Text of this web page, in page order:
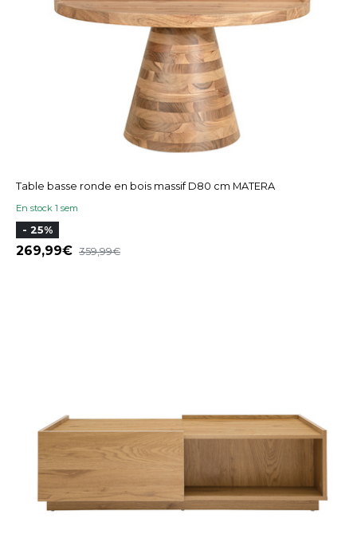
Table basse ronde en bois massif D80 cm MATERA
En stock 1 sem
- 25%
269,99 359,99